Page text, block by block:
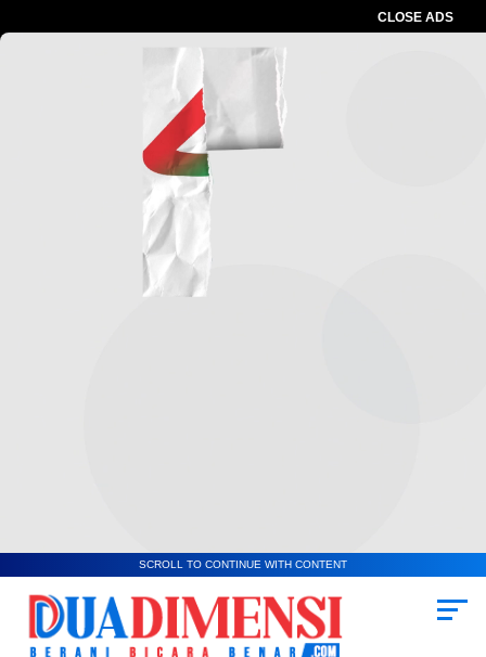
CLOSE ADS
SCROLL TO CONTINUE WITH CONTENT
Advertesment